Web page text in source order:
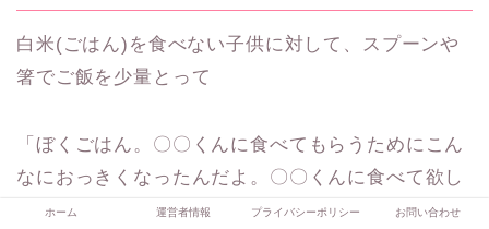
白米(ごはん)を食べない子供に対して、スプーンや
箸でご飯を少量とって
「ぼくごはん。〇〇くんに食べてもらうためにこん
なにおっきくなったんだよ。〇〇くんに食べて欲し
いなぁ」
ホーム 運営者情報 プライバシーポリシー お問い合わせ